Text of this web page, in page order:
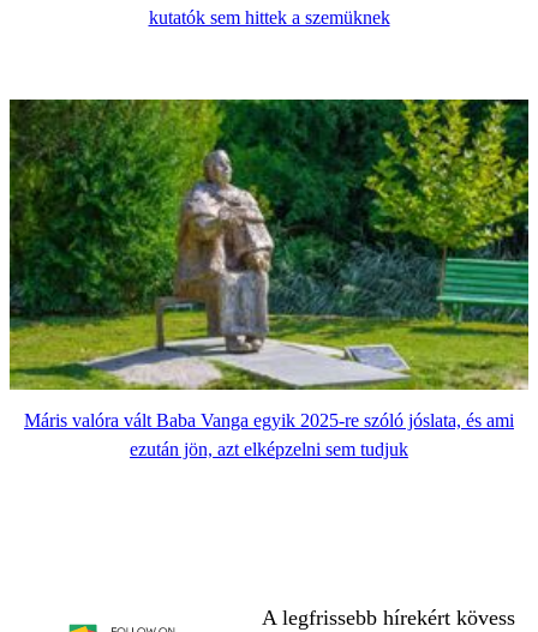
kutatók sem hittek a szemüknek
Máris valóra vált Baba Vanga egyik 2025-re szóló jóslata, és ami
ezután jön, azt elképzelni sem tudjuk
A legfrissebb hírekért kövess